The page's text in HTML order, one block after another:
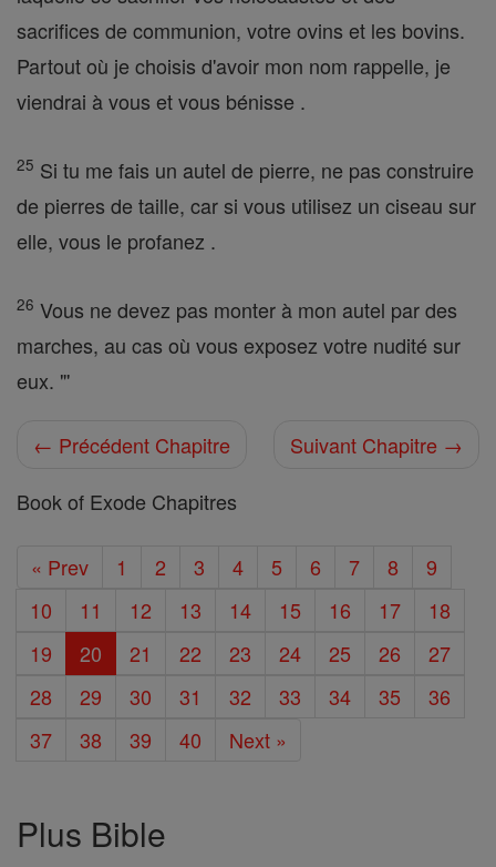
sacrifices de communion, votre ovins et les bovins.
Partout où je choisis d'avoir mon nom rappelle, je
viendrai à vous et vous bénisse .
25 Si tu me fais un autel de pierre, ne pas construire
de pierres de taille, car si vous utilisez un ciseau sur
elle, vous le profanez .
26 Vous ne devez pas monter à mon autel par des
marches, au cas où vous exposez votre nudité sur
eux. "'
← Précédent Chapitre
Suivant Chapitre →
Book of Exode Chapitres
« Prev 1 2 3 4 5 6 7 8
9
10
11 12 13 14 15 16 17
18
19
20 21 22 23 24 25 26
27
28
29 30 31 32 33 34 35
36
37
38 39 40 Next »
Plus Bible